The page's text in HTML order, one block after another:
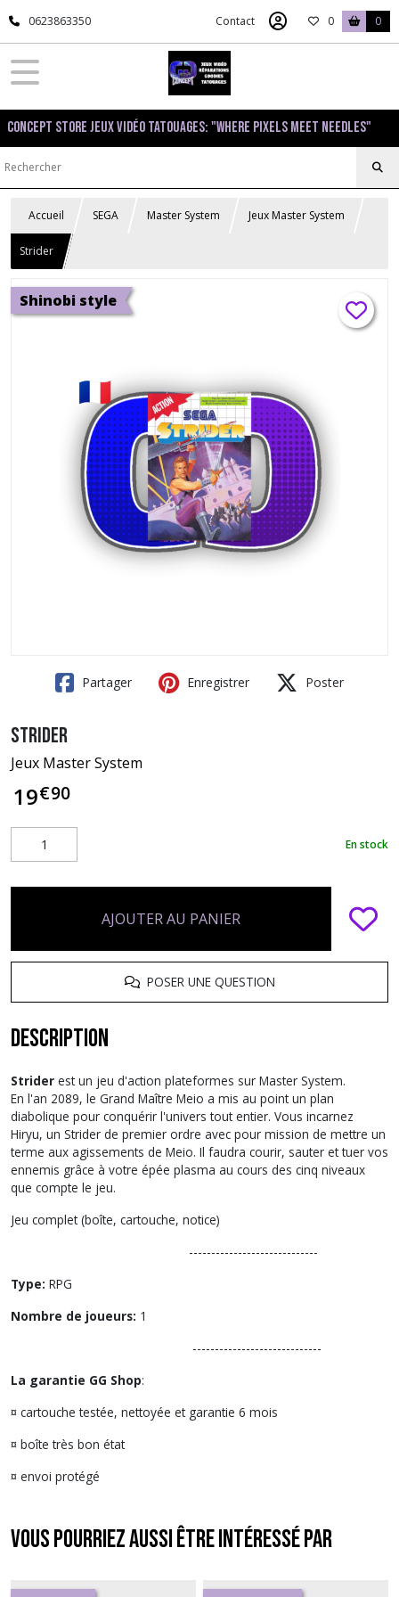
0623863350 Contact 0 0
Concept Store Jeux Vidéo Tatouages: "Where pixels meet needles"
Accueil SEGA Master System Jeux Master System
Strider
Shinobi style
Partager Enregistrer Poster
Strider
Jeux Master System
19€90
En stock
AJOUTER AU PANIER
POSER UNE QUESTION
Description
Strider est un jeu d'action plateformes sur Master System.
En l'an 2089, le Grand Maître Meio a mis au point un plan
diabolique pour conquérir l'univers tout entier. Vous incarnez
Hiryu, un Strider de premier ordre avec pour mission de mettre un
terme aux agissements de Meio. Il faudra courir, sauter et tuer vos
ennemis grâce à votre épée plasma au cours des cinq niveaux
que compte le jeu.
Jeu complet (boîte, cartouche, notice)
-----------------------------
Type: RPG
Nombre de joueurs: 1
-----------------------------
La garantie GG Shop:
¤ cartouche testée, nettoyée et garantie 6 mois
¤ boîte très bon état
¤ envoi protégé
Vous pourriez aussi être intéressé par